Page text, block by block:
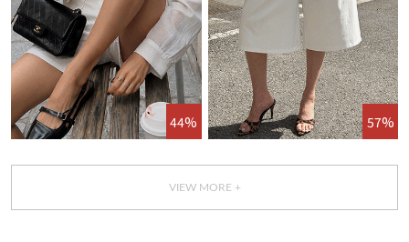
44% 57%
VIEW MORE +